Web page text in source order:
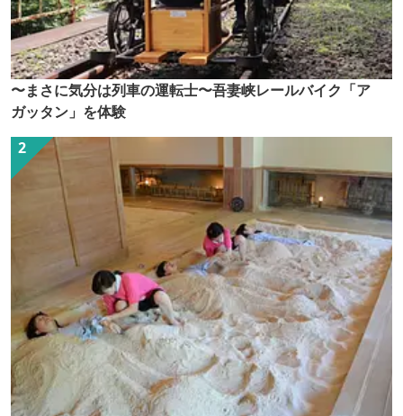
〜まさに気分は列車の運転士〜吾妻峡レールバイク「ア
ガッタン」を体験